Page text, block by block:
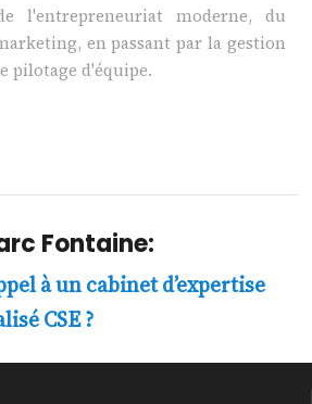
l'entrepreneuriat moderne, du
en passant par la gestion
pilotage d'équipe.
Fontaine:
à un cabinet d’expertise
CSE ?